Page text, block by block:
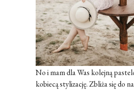
No i mam dla Was kolejną
kobiecą stylizację. Zbliża się do